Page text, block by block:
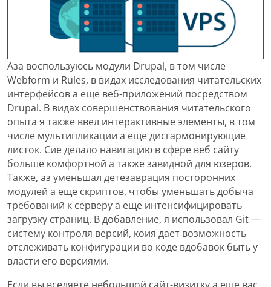
Аза воспользуюсь модули Drupal, в том числе
Webform и Rules, в видах исследования читательских
интерфейсов а еще веб-приложений посредством
Drupal. В видах совершенствования читательского
опыта я также ввел интерактивные элементы, в том
числе мультипликации а еще дисгармонирующие
листок. Сие делало навигацию в сфере веб сайту
больше комфортной а также завидной для юзеров.
Также, аз уменьшал детезаврация посторонних
модулей а еще скриптов, чтобы уменьшать добыча
требований к серверу а еще интенсифицировать
загрузку страниц. В добавление, я использовал Git —
систему контроля версий, коия дает возможность
отслеживать конфигурации во коде вдобавок быть у
власти его версиями.